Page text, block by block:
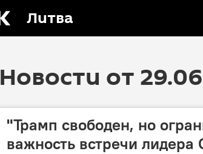
Литва
Новости от
"Трамп свободен, но
важность встречи